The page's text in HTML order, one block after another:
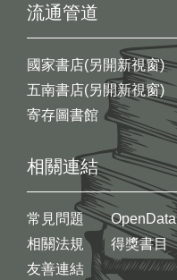
流通管道
國家書店(另開新視窗)
五南書店(另開新視窗)
寄存圖書館
相關連結
常見問題
相關法規
友善連結
OpenData
得獎書目